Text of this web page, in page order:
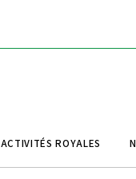
ACTIVITÉS ROYALES